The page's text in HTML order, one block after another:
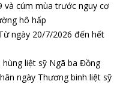
và cúm mùa trước nguy cơ
hô hấp
ngày 20/7/2026 đến hết
liệt sỹ Ngã ba Đồng
ngày Thương binh liệt sỹ